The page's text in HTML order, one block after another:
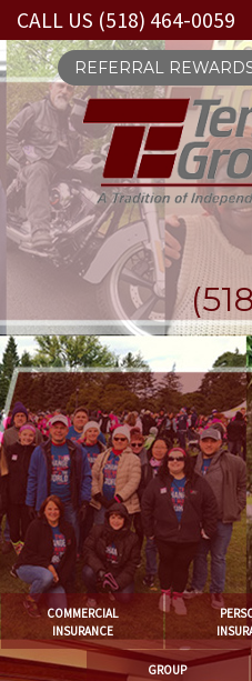
CALL US (518) 464-0059
REFERRAL
COMMERCIAL
INSURANCE
GROUP